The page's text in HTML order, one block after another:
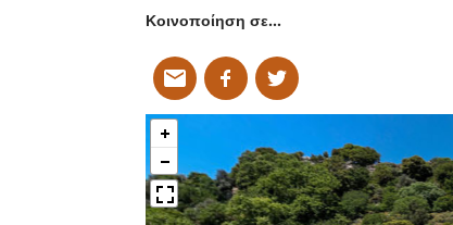
Κοινοποίηση σε…